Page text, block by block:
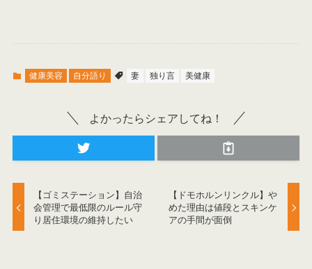
健康美容 自分語り 妻 独り言 美健康
よかったらシェアしてね！
【ゴミステーション】自治
会管理で最低限のルール守
り居住環境の維持したい
【ドモホルンリンクル】や
めた理由は値段とスキンケ
アの手間が面倒